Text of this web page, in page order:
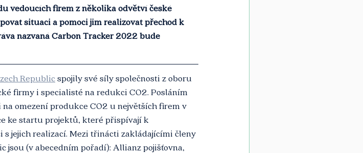
vedoucích firem z několika odvětví české
situaci a pomoci jim realizovat přechod k
nazvaná Carbon Tracker 2022 bude
Republic spojily své síly společnosti z oboru
firmy i specialisté na redukci CO2. Posláním
omezení produkce CO2 u největších firem v
ke startu projektů, které přispívají k
jejich realizací. Mezi třinácti zakládajícími členy
jsou (v abecedním pořadí): Allianz pojišťovna,